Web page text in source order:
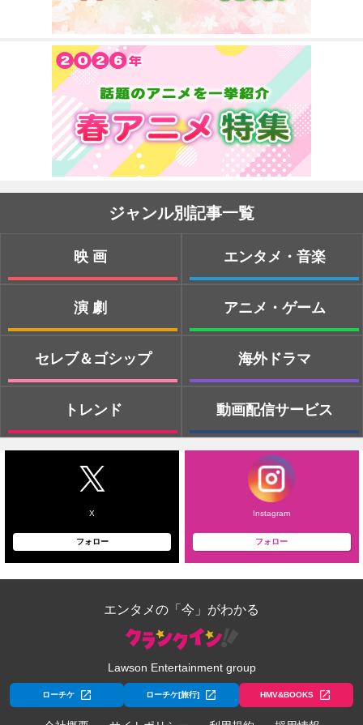
ジャンル別記事一覧
映画
演劇
セレブ＆ゴシップ
トレンド
エンタメ・音楽
アニメ・ゲーム
海外ドラマ
動画配信サービス
X
フォロー
Instagram
フォロー
エンタメの「今」がわかる
Lawson Entertainment group
ローチケ ローチケ[旅行] HMV&BOOKS